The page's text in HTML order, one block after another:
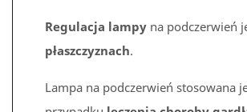
Regulacja lampy na podczerwień
płaszczyznach.
Lampa na podczerwień stosowana